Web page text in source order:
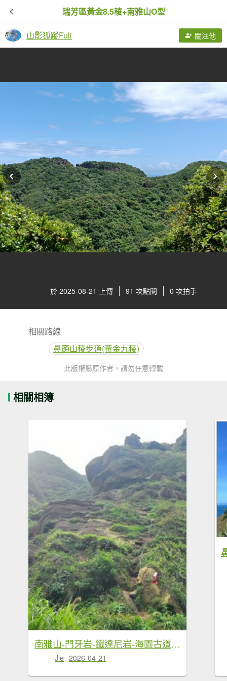
瑞芳區黃金8.5稜+南雅山O型
山影狐蹤Fuli 關注他
於 2025-08-21 上傳 91 次點閱 0 次拍手
相關路線
鼻頭山稜步道(黃金九稜)
此版權屬原作者，請勿任意轉載
相關相簿
南雅山-門牙岩-鐵達尼岩-海園古道-鼻頭角
Jie 2026-04-21